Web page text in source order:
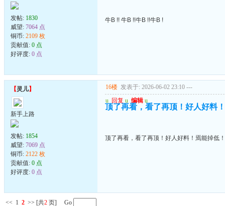
发帖: 1830
威望: 7064 点
铜币: 2109 枚
贡献值: 0 点
好评度: 0 点
牛B !! 牛B !!牛B !!牛B !
【灵儿】
新手上路
发帖: 1854
威望: 7069 点
铜币: 2122 枚
贡献值: 0 点
好评度: 0 点
16楼 发表于: 2026-06-02 23:10 ---
u 回复 u 编辑 u
顶了再看，看了再顶！好人好料
顶了再看，看了再顶！好人好料！焉能掉低！
<< 1 2 >> [共2 页] Go